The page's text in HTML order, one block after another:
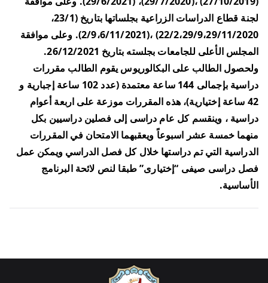
لجنة قطاع الدراسات الزراعية بجلساتها بتاريخ (23/1،
22/2،29/9،29/11/2020) ،(2/9،6/11/2021). وعلى موافقة
المجلس الأعلى للجامعات بجلسته بتاريخ 26/12/2021.
ولحصول الطالب على البكالوريوس يقوم الطالب مقررات
دراسية بإجمالى 144 ساعة معتمدة (عدد 102 ساعة إجبارية و
42 ساعة إختيارية)، هذه المقررات موزعة على اربعة أعوام
دراسية ، وينقسم كل عام دراسى إلى فصلين دراسيين بكل
منهما خمسة عشر اسبوعاً ويعقبهما الامتحان في المقررات
الدراسية التي تم دراستها خلال كل فصل الدراسي ويمكن عمل
فصل دراسى صيفى “إختيارى” طبقا لنص لائحة البرنامج
الأساسية.